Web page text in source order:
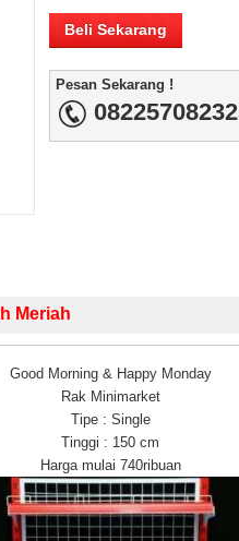
Beli Sekarang
Pesan Sekarang !
Meriah
Good Morning & Happy Monday
Rak Minimarket
Tipe : Single
Tinggi : 150 cm
Harga mulai 740ribuan